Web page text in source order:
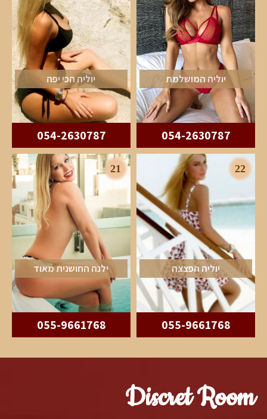
יוליה המושלמת
054-2630787
יוליה הכי יפה
054-2630787
22
יוליה הפצצה
055-9661768
21
ילנה החושנית מאוד
055-9661768
Discret Room